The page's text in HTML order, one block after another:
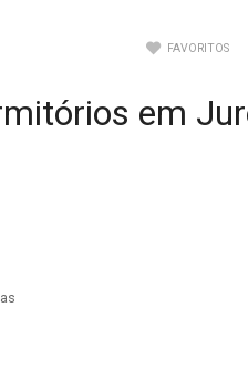
FAVORITOS
em